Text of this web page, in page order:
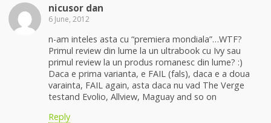
nicusor dan
6 June, 2012
n-am inteles asta cu “premiera mondiala”…WTF?
Primul review din lume la un ultrabook cu Ivy sau
primul review la un produs romanesc din lume? :)
Daca e prima varianta, e FAIL (fals), daca e a doua
varainta, FAIL again, asta daca nu vad The Verge
testand Evolio, Allview, Maguay and so on
Reply